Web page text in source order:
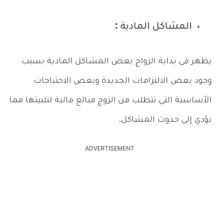
المشاكل المادية :
يظهر في بداية الزواج بعض المشاكل المادية بسبب
وجود بعض الالتزامات الجديدة وبعض الاحتياجات
الأساسية التي تتطلب من الزوج مبالغ مالية لتلبيتها مما
يؤدي إلى حدوث المشاكل.
ADVERTISEMENT